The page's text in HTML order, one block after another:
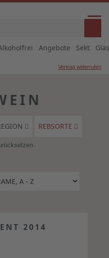
Angebote Sekt
Vertrag widerrufen
REBSORTE
2014